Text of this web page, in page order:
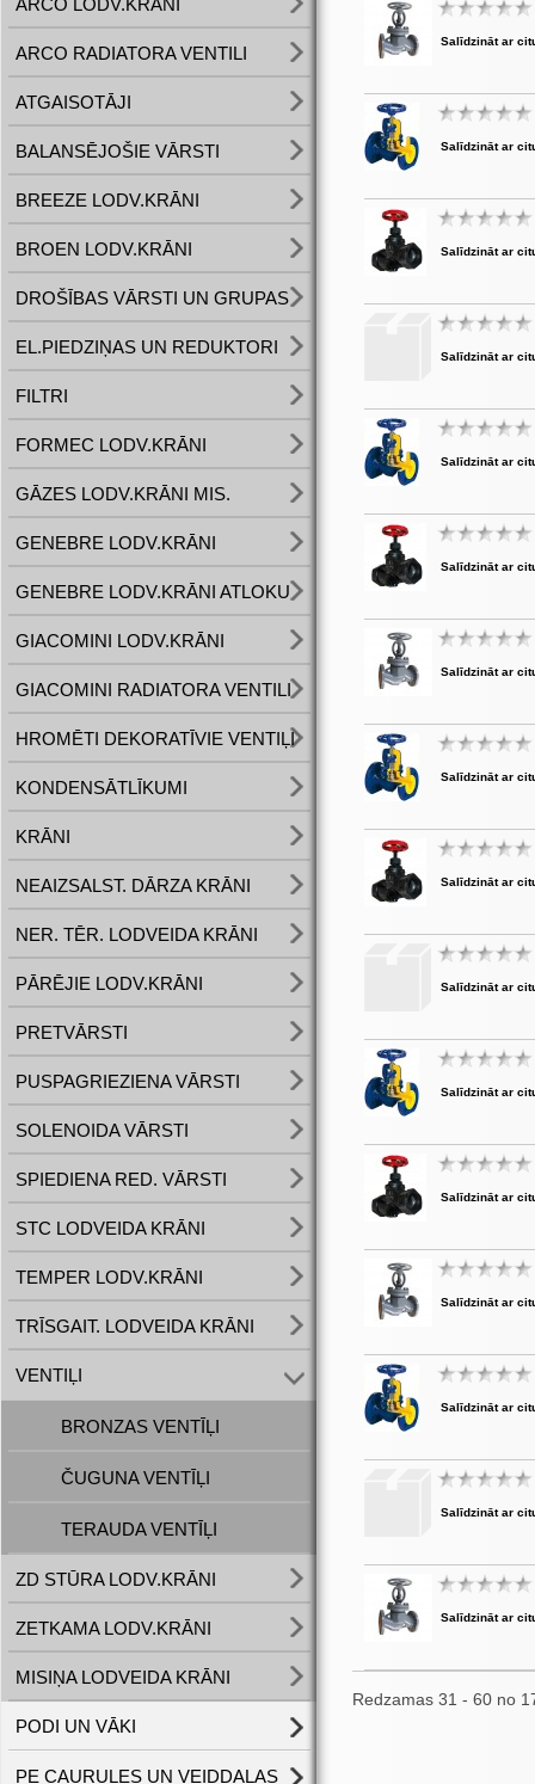
ARCO LODV.KRĀNI
ARCO RADIATORA VENTILI
ATGAISOTĀJI
BALANSĒJOŠIE VĀRSTI
BREEZE LODV.KRĀNI
BROEN LODV.KRĀNI
DROŠĪBAS VĀRSTI UN GRUPAS
EL.PIEDZIŅAS UN REDUKTORI
FILTRI
FORMEC LODV.KRĀNI
GĀZES LODV.KRĀNI MIS.
GENEBRE LODV.KRĀNI
GENEBRE LODV.KRĀNI ATLOKU
GIACOMINI LODV.KRĀNI
GIACOMINI RADIATORA VENTILI
HROMĒTI DEKORATĪVIE VENTIĻI
KONDENSĀTLĪKUMI
KRĀNI
NEAIZSALST. DĀRZA KRĀNI
NER. TĒR. LODVEIDA KRĀNI
PĀRĒJIE LODV.KRĀNI
PRETVĀRSTI
PUSPAGRIEZIENA VĀRSTI
SOLENOIDA VĀRSTI
SPIEDIENA RED. VĀRSTI
STC LODVEIDA KRĀNI
TEMPER LODV.KRĀNI
TRĪSGAIT. LODVEIDA KRĀNI
VENTIĻI
BRONZAS VENTĪĻI
ČUGUNA VENTĪĻI
TERAUDA VENTĪĻI
ZD STŪRA LODV.KRĀNI
ZETKAMA LODV.KRĀNI
MISIŅA LODVEIDA KRĀNI
PODI UN VĀKI
PE CAURULES UN VEIDDAĻAS
Salīdzināt ar
Salīdzināt ar
Salīdzināt ar
Salīdzināt ar
Salīdzināt ar
Salīdzināt ar
Salīdzināt ar
Salīdzināt ar
Salīdzināt ar
Salīdzināt ar
Salīdzināt ar
Salīdzināt ar
Salīdzināt ar
Salīdzināt ar
Salīdzināt ar
Salīdzināt ar
Redzamas 31 - 60 no